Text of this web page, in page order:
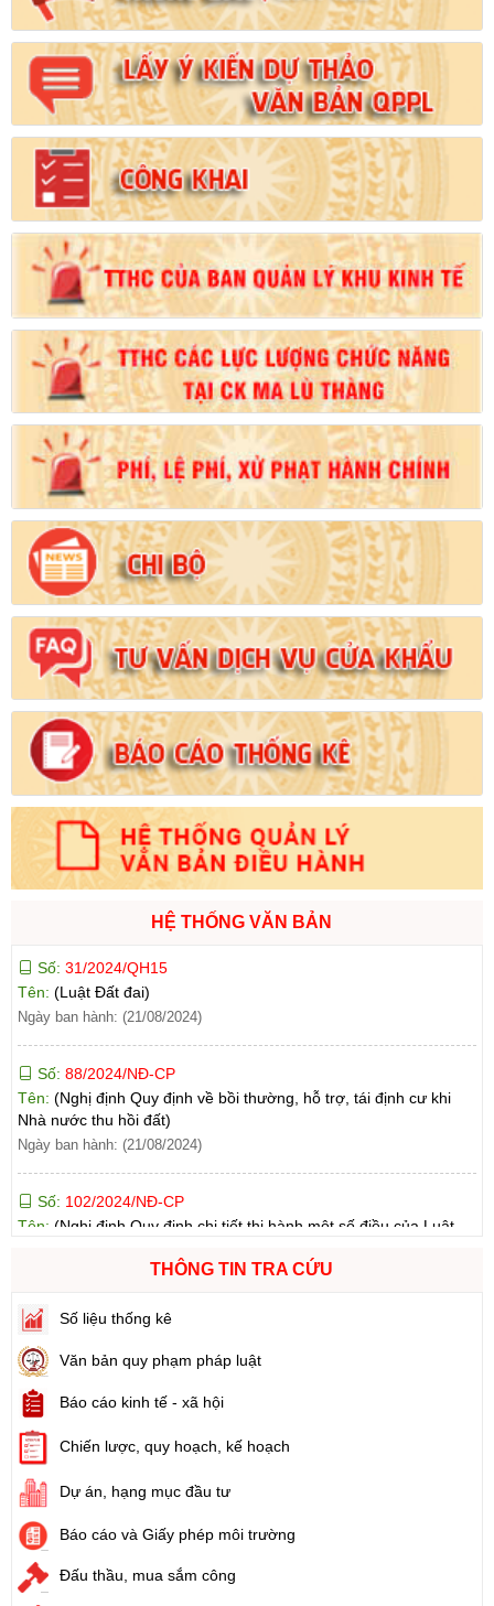
HỆ THỐNG VĂN BẢN
Số: 102/2024/NĐ-CP
Tên:(Nghị định Quy định chi tiết thi hành một số điều của Luật
Đất đai)
Ngày ban hành: (21/08/2024)
Số:103/2024/NĐ-CP
Tên:(Nghị định Quy định về tiền sử dụng đất, tiền thuê đất)
Ngày ban hành: (21/08/2024)
Số:1731/KH-UBND
Tên:(Kế hoạch triển khai thi hành Luật Đất đai năm 2024)
Ngày ban hành: (21/08/2024)
Số:71/2024/NĐ-CP
Tên:(Nghị định Quy định về giá đất)
Ngày ban hành: (21/08/2024)
31/2024/QH15
Ngày ban hành: (21/08/2024)
Số:88/2024/NĐ-CP
Tên:(Nghị định Quy định về bồi thường, hỗ trợ, tái định cư khi
Nhà nước thu hồi đất)
Ngày ban hành: (21/08/2024)
Số:102/2024/NĐ-CP
Tên:(Nghị định Quy định chi tiết thi hành một số điều của Luật
Đất đai)
Ngày ban hành: (21/08/2024)
103/2024/NĐ-CP
Ngày ban hành: (21/08/2024)
Tên:
(Kế hoạch triển khai thi hành Luật Đất đai năm 2024)
Ngày ban hành: (21/08/2024)
Số:71/2024/NĐ-CP
Tên:
Ngày ban hành: (21/08/2024)
Số:
THÔNG TIN TRA CỨU
Số liệu thống kê
Văn bản quy phạm pháp luật
Báo cáo kinh tế - xã hội
Chiến lược, quy hoạch, kế hoạch
Dự án, hạng mục đầu tư
Báo cáo và Giấy phép môi trường
Đấu thầu, mua sắm công